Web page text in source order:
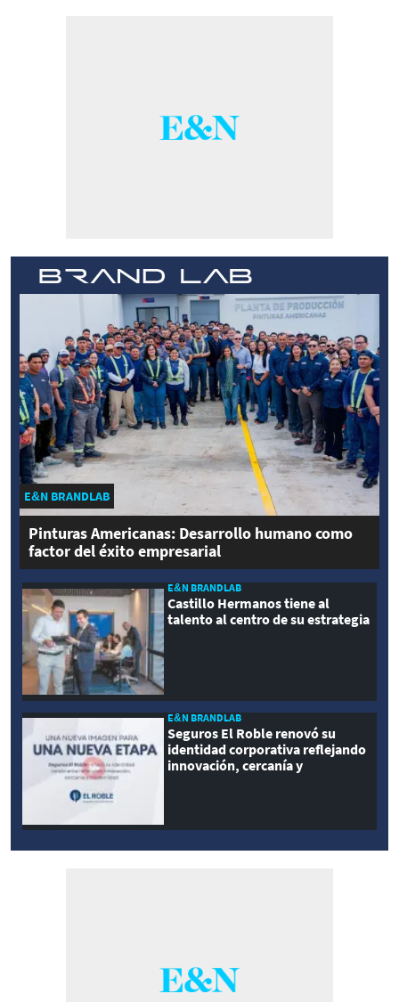
E&N BRANDLAB
Pinturas Americanas: Desarrollo humano como
factor del éxito empresarial
E&N BRANDLAB
Castillo Hermanos tiene al
talento al centro de su estrategia
E&N BRANDLAB
Seguros El Roble renovó su
identidad corporativa reflejando
innovación, cercanía y